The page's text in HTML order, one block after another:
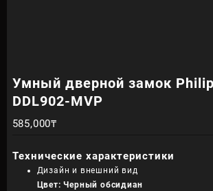
Умный дверной замок
DDL902-MVP
585,000₸
Технические характеристики
Дизайн и внешний вид
Цвет: Черный обсидиан